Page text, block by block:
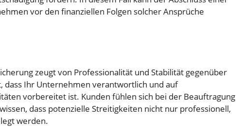
vor den finanziellen Folgen solcher Ansprüche
zeugt von Professionalität und Stabilität gegenüber
dass Ihr Unternehmen verantwortlich und auf
vorbereitet ist. Kunden fühlen sich bei der Beauftragung
dass potenzielle Streitigkeiten nicht nur professionell,
werden.